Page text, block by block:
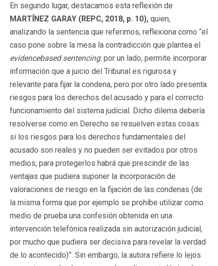
En segundo lugar, destacamos esta reflexión de
MARTÍNEZ GARAY (REPC, 2018, p. 10), quien,
analizando la sentencia que referimos, reflexiona como “el
caso pone sobre la mesa la contradicción que plantea el
evidencebased sentencing: por un lado, permite incorporar
información que a juicio del Tribunal es rigurosa y
relevante para fijar la condena, pero por otro lado presenta
riesgos para los derechos del acusado y para el correcto
funcionamiento del sistema judicial. Dicho dilema debería
resolverse como en Derecho se resuelven estas cosas:
si los riesgos para los derechos fundamentales del
acusado son reales y no pueden ser evitados por otros
medios, para protegerlos habrá que prescindir de las
ventajas que pudiera suponer la incorporación de
valoraciones de riesgo en la fijación de las condenas (de
la misma forma que por ejemplo se prohíbe utilizar como
medio de prueba una confesión obtenida en una
intervención telefónica realizada sin autorización judicial,
por mucho que pudiera ser decisiva para revelar la verdad
de lo acontecido)”. Sin embargo, la autora refiere lo lejos